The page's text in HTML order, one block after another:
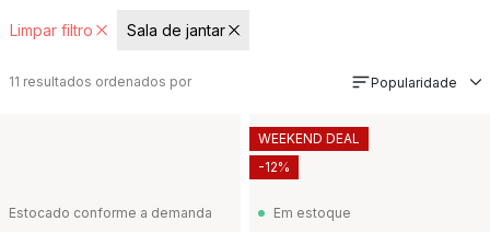
Limpar filtro Sala de jantar
11 resultados ordenados por Popularidade
Estocado conforme a demanda Em estoque
WEEKEND DEAL
-12%